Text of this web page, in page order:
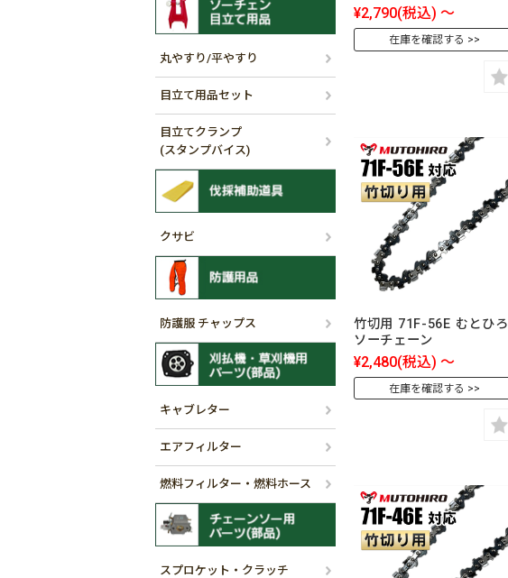
¥2,790(税込) ～
在庫を確認する
竹切用 71F-56E むとひろ
ソーチェーン
¥2,480(税込) ～
在庫を確認する
丸やすり/平やすり
目立て用品セット
目立てクランプ
(スタンプバイス)
クサビ
防護服 チャップス
キャブレター
エアフィルター
燃料フィルター・燃料ホース
スプロケット・クラッチ